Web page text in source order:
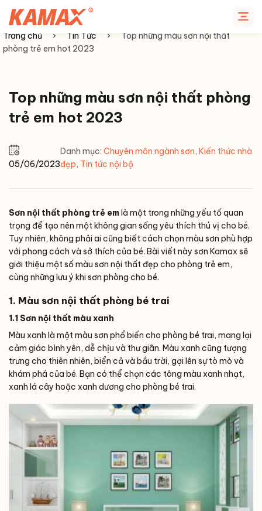
đến
nội
dung
Trang chủ › Tin Tức ›
Top những màu sơn nội thất
phòng trẻ em hot 2023
Top những màu sơn nội thất phòng
trẻ em hot 2023
05/06/2023
Danh mục: Chuyên môn ngành sơn, Kiến thức nhà
đẹp, Tin tức nội bộ
Sơn nội thất phòng trẻ emlà một trong những yếu tố quan
trọng để tạo nên một không gian sống yêu thích thú vị cho bé.
Tuy nhiên, không phải ai cũng biết cách chọn màu sơn phù hợp
với phong cách và sở thích của bé. Bài viết này sơn Kamax sẽ
giới thiệu một số màu sơn nội thất đẹp cho phòng trẻ em,
cùng những lưu ý khi sơn phòng cho bé.
1. Màu sơn nội thất phòng bé trai
1.1 Sơn nội thất màu xanh
Màu xanh là một màu sơn phổ biến cho phòng bé trai, mang lại
cảm giác bình yên, dễ chịu và thư giãn. Màu xanh cũng tượng
trưng cho thiên nhiên, biển cả và bầu trời, gợi lên sự tò mò và
khám phá của bé. Bạn có thể chọn các tông màu xanh nhạt,
xanh lá cây hoặc xanh dương cho phòng bé trai.